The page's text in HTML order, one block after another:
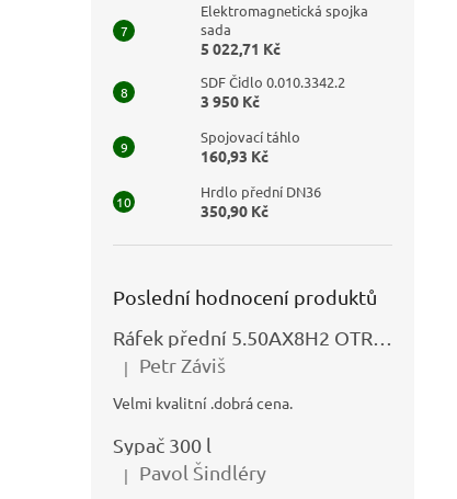
Elektromagnetická spojka
sada
5 022,71 Kč
SDF Čidlo 0.010.3342.2
3 950 Kč
Spojovací táhlo
160,93 Kč
Hrdlo přední DN36
350,90 Kč
Poslední hodnocení produktů
Hodnocení produktu je 5 z 5 hvězdiček.
| Petr Záviš
Velmi kvalitní .dobrá cena.
Sypač 300 l
Hodnocení produktu je 5 z 5 hvězdiček.
| Pavol Šindléry